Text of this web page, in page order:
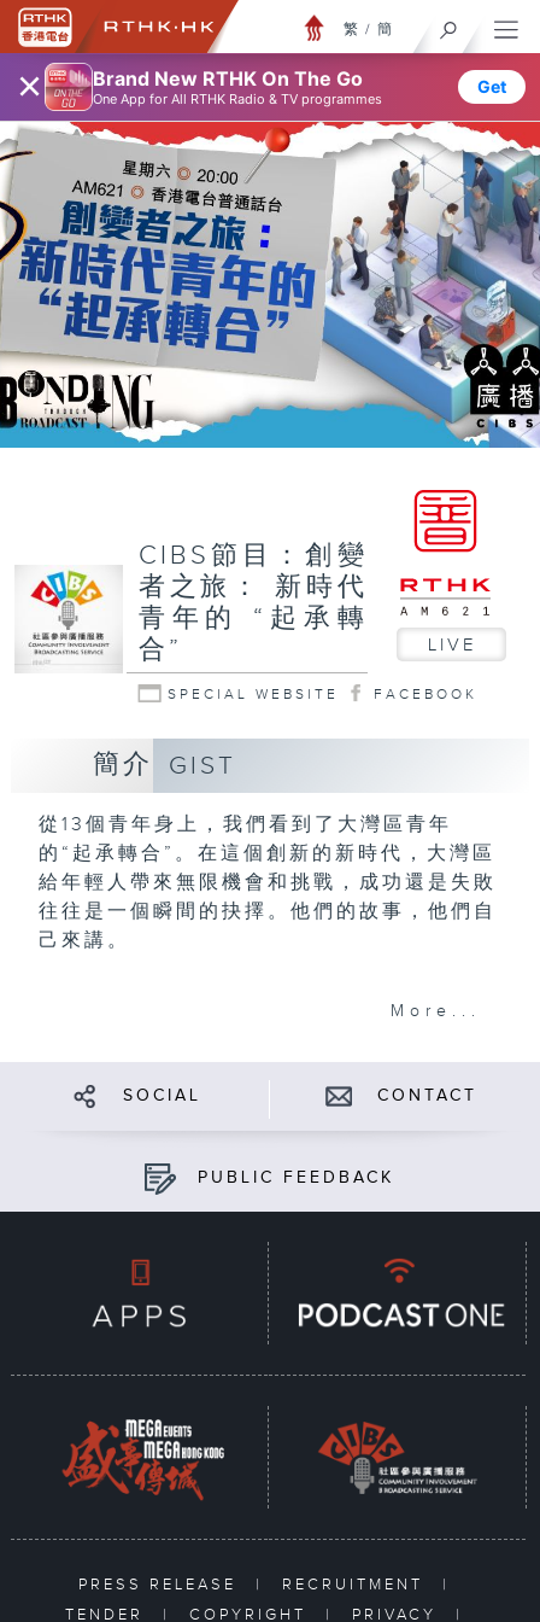
× Brand New RTHK On The Go
One App for All RTHK Radio & TV programmes
Get
繁 / 簡
CIBS節目：創變
者之旅： 新時代
青年的 “起承轉
合”
LIVE
SPECIAL WEBSITE FACEBOOK
簡介 GIST
從13個青年身上，我們看到了大灣區青年
的“起承轉合”。在這個創新的新時代，大灣區
給年輕人帶來無限機會和挑戰，成功還是失敗
往往是一個瞬間的抉擇。他們的故事，他們自
己來講。
意見
More...
SOCIAL CONTACT
PUBLIC FEEDBACK
PRESS RELEASE | RECRUITMENT
|
TENDER
| COPYRIGHT | PRIVACY |